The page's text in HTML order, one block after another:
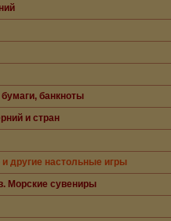
банкноты
и стран
другие настольные игры
Морские сувениры